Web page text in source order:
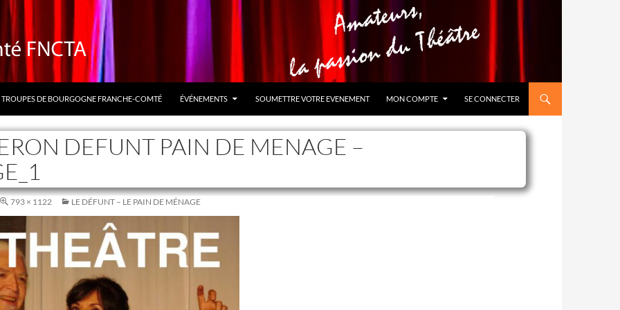
TROUPES DE BOURGOGNE FRANCHE-COMTÉ ÉVÉNEMENTS SOUMETTRE VOTRE EVENEMENT MON COMPTE SE CONNECTER
DEFUNT PAIN DE MENAGE –
793 × 1122 LE DÉFUNT – LE PAIN DE MÉNAGE